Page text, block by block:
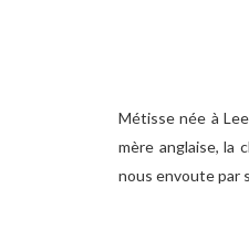
Métisse née à
mère anglaise, la
nous envoute par